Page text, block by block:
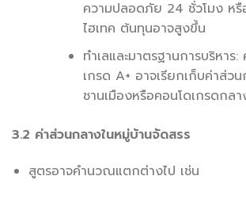
ความปลอดภัย 24 ชั่วโมง หรื
ไฮเทค ต้นทุนอาจสูงขึ้น
ทำเลและมาตรฐานการบริหาร
เกรด A+ อาจเรียกเก็บค่าส่ว
ชานเมืองหรือคอนโดเกรดกลา
3.2 ค่าส่วนกลางในหมู่บ้านจัดสรร
สูตรอาจคำนวณแตกต่างไป เช่น